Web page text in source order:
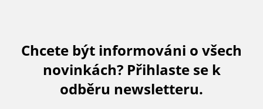
Chcete být informováni o všech
novinkách? Přihlaste se k
odběru newsletteru.